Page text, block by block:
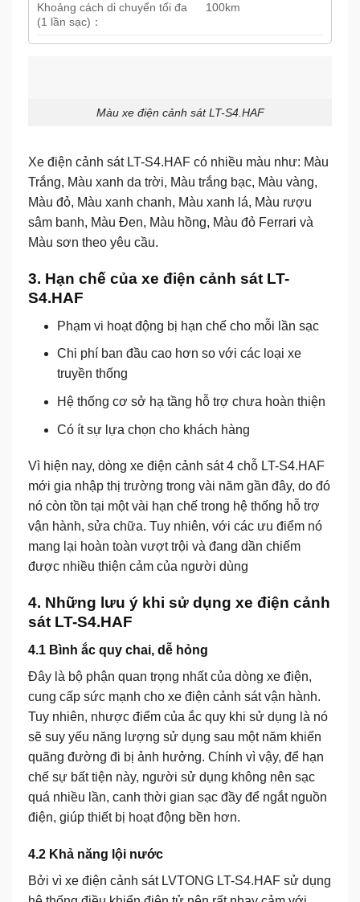
Khoảng cách di chuyển tối đa
(1 lần sạc)：
100km
Màu xe điện cảnh sát LT-S4.HAF
Xe điện cảnh sát LT-S4.HAF có nhiều màu như: Màu
Trắng, Màu xanh da trời, Màu trắng bạc, Màu vàng,
Màu đỏ, Màu xanh chanh, Màu xanh lá, Màu rượu
sâm banh, Màu Đen, Màu hồng, Màu đỏ Ferrari và
Màu sơn theo yêu cầu.
3. Hạn chế của xe điện cảnh sát LT-
S4.HAF
Phạm vi hoạt động bị hạn chế cho mỗi lần sạc
Chi phí ban đầu cao hơn so với các loại xe
truyền thống
Hệ thống cơ sở hạ tầng hỗ trợ chưa hoàn thiện
Có ít sự lựa chọn cho khách hàng
Vì hiện nay, dòng xe điện cảnh sát 4 chỗ LT-S4.HAF
mới gia nhập thị trường trong vài năm gần đây, do đó
nó còn tồn tại một vài hạn chế trong hệ thống hỗ trợ
vận hành, sửa chữa. Tuy nhiên, với các ưu điểm nó
mang lại hoàn toàn vượt trội và đang dần chiếm
được nhiều thiện cảm của người dùng
4. Những lưu ý khi sử dụng xe điện cảnh
sát LT-S4.HAF
4.1 Bình ắc quy chai, dễ hỏng
Đây là bộ phận quan trọng nhất của dòng xe điện,
cung cấp sức mạnh cho xe điện cảnh sátvận hành.
Tuy nhiên, nhược điểm của ắc quy khi sử dụng là nó
sẽ suy yếu năng lượng sử dụng sau một năm khiến
quãng đường đi bị ảnh hưởng. Chính vì vậy, để hạn
chế sự bất tiện này, người sử dụng không nên sạc
quá nhiều lần, canh thời gian sạc đầy để ngắt nguồn
điện, giúp thiết bị hoạt động bền hơn.
4.2 Khả năng lội nước
Bởi vì xe điện cảnh sát LVTONG LT-S4.HAF sử dụng